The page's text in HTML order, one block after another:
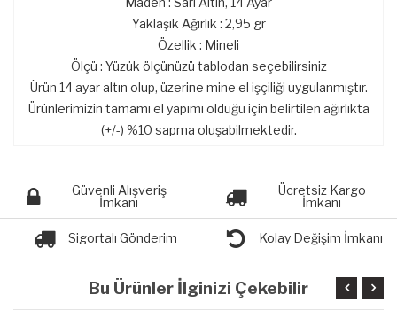
Yaklaşık Ağırlık : 2,95 gr
Özellik : Mineli
Ölçü : Yüzük ölçünüzü tablodan seçebilirsiniz
Ürün 14 ayar altın olup, üzerine mine el işçiliği uygulanmıştır.
Ürünlerimizin tamamı el yapımı olduğu için belirtilen ağırlıkta
(+/-) %10 sapma oluşabilmektedir.
Güvenli Alışveriş
İmkanı
Ücretsiz Kargo
İmkanı
Sigortalı Gönderim Kolay Değişim İmkanı
Bu Ürünler İlginizi Çekebilir